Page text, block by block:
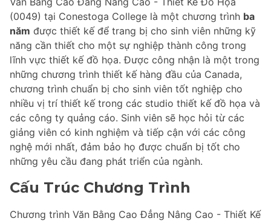
(0049) tại Conestoga College là một chương trình ba
năm được thiết kế để trang bị cho sinh viên những kỹ
năng cần thiết cho một sự nghiệp thành công trong
lĩnh vực thiết kế đồ họa. Được công nhận là một trong
những chương trình thiết kế hàng đầu của Canada,
chương trình chuẩn bị cho sinh viên tốt nghiệp cho
nhiều vị trí thiết kế trong các studio thiết kế đồ họa và
các công ty quảng cáo. Sinh viên sẽ học hỏi từ các
giảng viên có kinh nghiệm và tiếp cận với các công
nghệ mới nhất, đảm bảo họ được chuẩn bị tốt cho
những yêu cầu đang phát triển của ngành.
Cấu Trúc Chương Trình
Chương trình Văn Bằng Cao Đẳng Nâng Cao - Thiết Kế